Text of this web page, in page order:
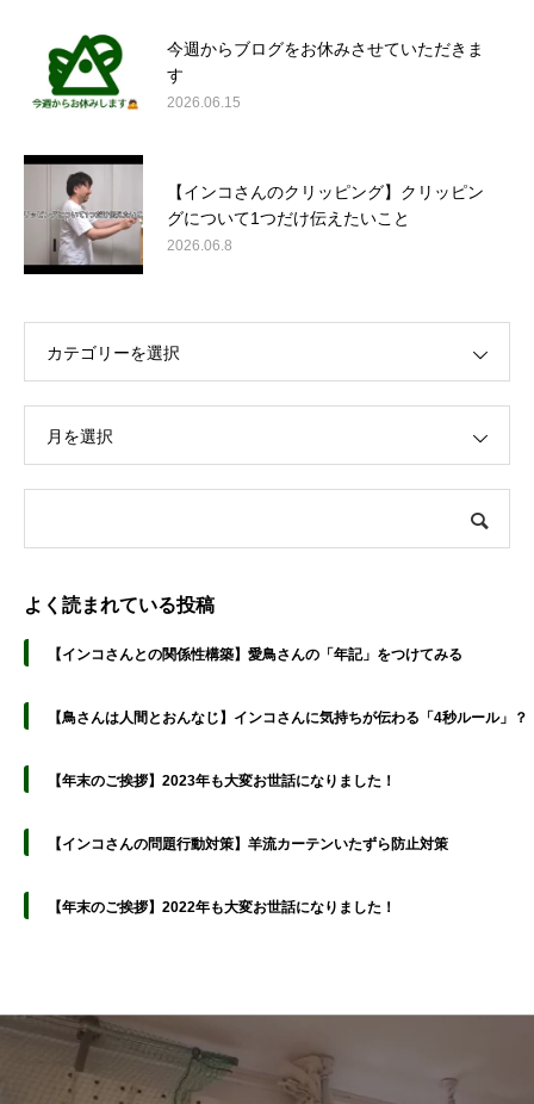
今週からブログをお休みさせていただきま
す
2026.06.15
【インコさんのクリッピング】クリッピン
グについて1つだけ伝えたいこと
2026.06.8
カテゴリーを選択
月を選択
よく読まれている投稿
【インコさんとの関係性構築】愛鳥さんの「年記」をつけてみる
【鳥さんは人間とおんなじ】インコさんに気持ちが伝わる「4秒ルール」？
【年末のご挨拶】2023年も大変お世話になりました！
【インコさんの問題行動対策】羊流カーテンいたずら防止対策
【年末のご挨拶】2022年も大変お世話になりました！